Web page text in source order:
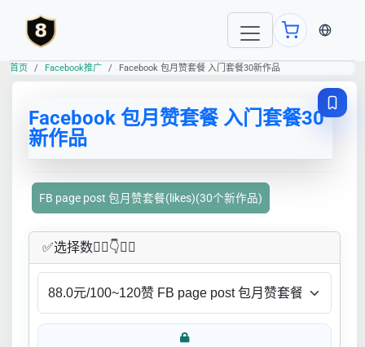
当前语
首页 Facebook推广 Facebook 包月赞套餐 入门套餐30新作品
Facebook 包月赞套餐 入门套餐30
新作品
FB page post 包月赞套餐(likes)(30个新作品)
✅​选择数👇🏻​​👇👇🏻​​